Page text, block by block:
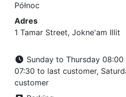
Północ
Adres
1 Tamar Street, Jokne'am Illit
Sunday to Thursday
07:30 to last customer,
customer